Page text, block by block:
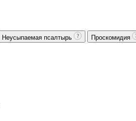
Неусыпаемая псалтырь Проскомидия